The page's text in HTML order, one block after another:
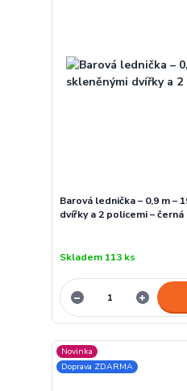
Barová lednička – 0,9 m –
dvířky a 2 policemi – černá
Skladem 113 ks
Novinka
Doprava ZDARMA